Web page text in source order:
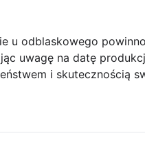
u odblaskowego
uwagę na datę
i skutecznością